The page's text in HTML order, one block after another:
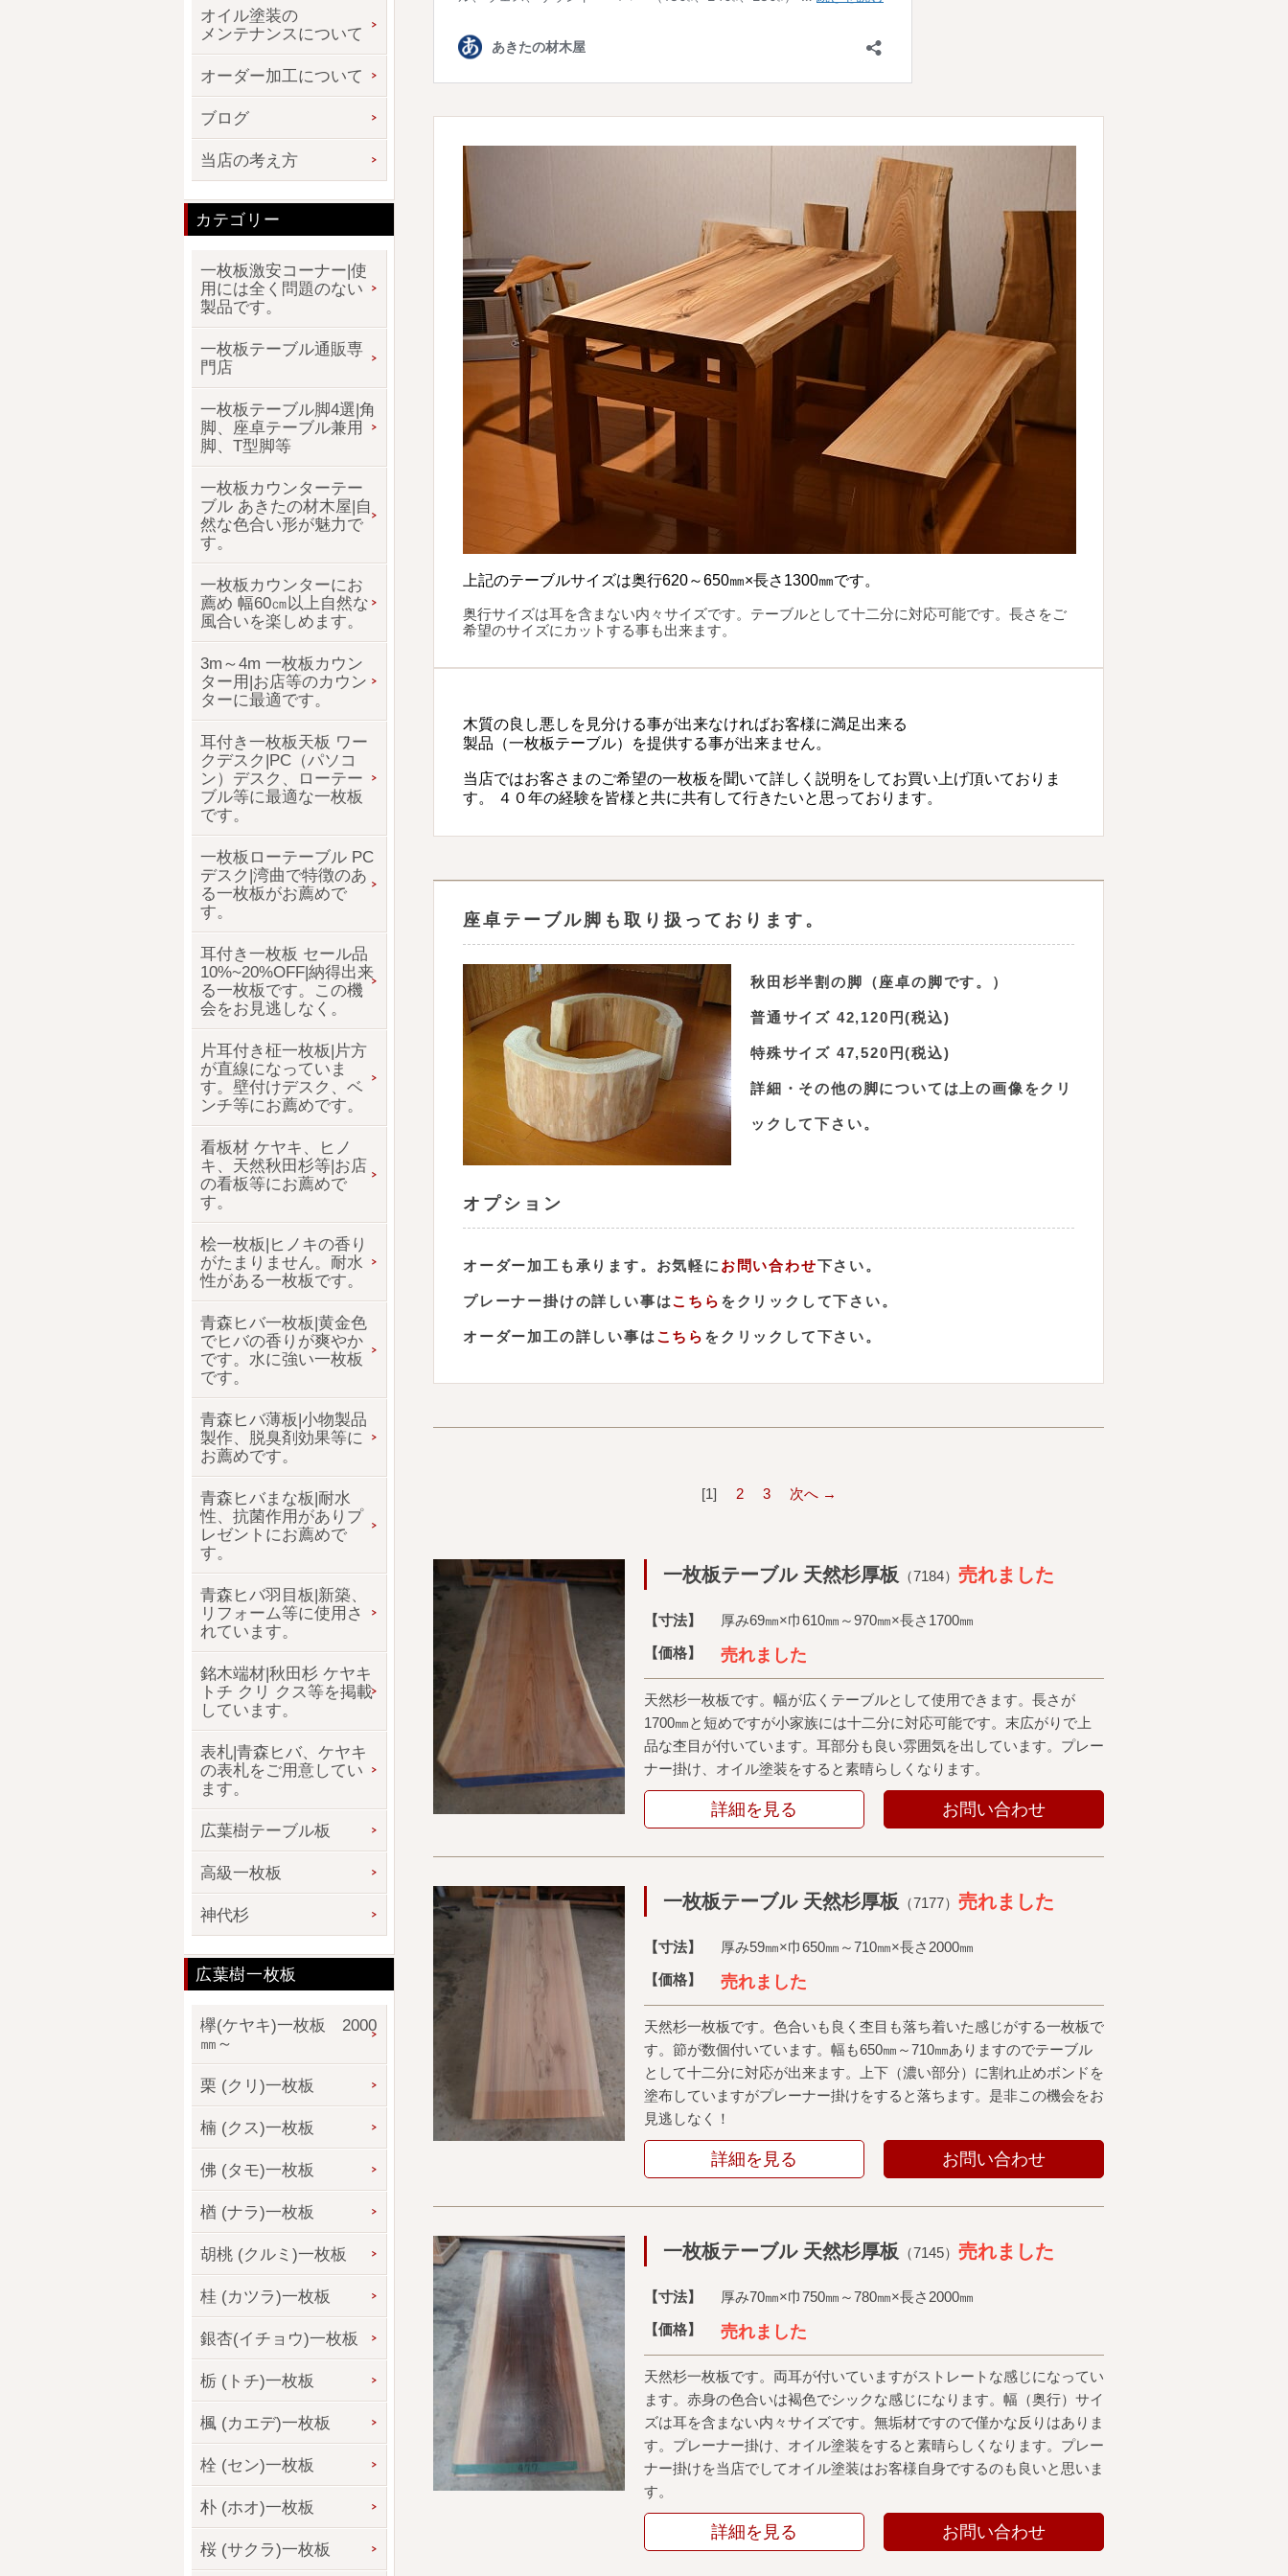
上記のテーブルサイズは奥行620～650㎜×長さ1300㎜です。
奥行サイズは耳を含まない内々サイズです。テーブルとして十二分に対応可能です。長さをご
希望のサイズにカットする事も出来ます。
木質の良し悪しを見分ける事が出来なければお客様に満足出来る
製品（一枚板テーブル）を提供する事が出来ません。
当店ではお客さまのご希望の一枚板を聞いて詳しく説明をしてお買い上げ頂いておりま
す。 ４０年の経験を皆様と共に共有して行きたいと思っております。
座卓テーブル脚も取り扱っております。
秋田杉半割の脚（座卓の脚です。）
普通サイズ 42,120円(税込)
特殊サイズ 47,520円(税込)
詳細・その他の脚については上の画像をクリ
ックして下さい。
オプション
オーダー加工も承ります。お気軽に お問い合わせ下さい。
プレーナー掛けの詳しい事はこちら をクリックして下さい。
オーダー加工の詳しい事はこちら をクリックして下さい。
1 2 3 次へ →
一枚板テーブル 天然杉厚板 （7184） 売れました
【寸法】
厚み69㎜×巾610㎜～970㎜×長さ1700㎜
【価格】
売れました
天然杉一枚板です。幅が広くテーブルとして使用できます。長さが
1700㎜と短めですが小家族には十二分に対応可能です。末広がりで上
品な杢目が付いています。耳部分も良い雰囲気を出しています。プレー
ナー掛け、オイル塗装をすると素晴らしくなります。
詳細を見る お問い合わせ
一枚板テーブル 天然杉厚板 （7177） 売れました
【寸法】
厚み59㎜×巾650㎜～710㎜×長さ2000㎜
【価格】
売れました
天然杉一枚板です。色合いも良く杢目も落ち着いた感じがする一枚板で
す。節が数個付いています。幅も650㎜～710㎜ありますのでテーブル
として十二分に対応が出来ます。上下（濃い部分）に割れ止めボンドを
塗布していますがプレーナー掛けをすると落ちます。是非この機会をお
見逃しなく！
詳細を見る お問い合わせ
一枚板テーブル 天然杉厚板 （7145） 売れました
【寸法】
厚み70㎜×巾750㎜～780㎜×長さ2000㎜
【価格】
売れました
天然杉一枚板です。両耳が付いていますがストレートな感じになってい
ます。赤身の色合いは褐色でシックな感じになります。幅（奥行）サイ
ズは耳を含まない内々サイズです。無垢材ですので僅かな反りはありま
す。プレーナー掛け、オイル塗装をすると素晴らしくなります。プレー
ナー掛けを当店でしてオイル塗装はお客様自身でするのも良いと思いま
す。
詳細を見る お問い合わせ
オイル塗装の
メンテナンスについて
オーダー加工について
ブログ
当店の考え方
カテゴリー
一枚板激安コーナー|使
用には全く問題のない
製品です。
一枚板テーブル通販専
門店
一枚板テーブル脚4選|角
脚、座卓テーブル兼用
脚、T型脚等
一枚板カウンターテー
ブル あきたの材木屋|自
然な色合い形が魅力で
す。
一枚板カウンターにお
薦め 幅60㎝以上自然な
風合いを楽しめます。
3m～4m 一枚板カウン
ター用|お店等のカウン
ターに最適です。
耳付き一枚板天板 ワー
クデスク|PC（パソコ
ン）デスク、ローテー
ブル等に最適な一枚板
です。
一枚板ローテーブル PC
デスク|湾曲で特徴のあ
る一枚板がお薦めで
す。
耳付き一枚板 セール品
10%~20%OFF|納得出来
る一枚板です。この機
会をお見逃しなく。
片耳付き柾一枚板|片方
が直線になっていま
す。壁付けデスク、ベ
ンチ等にお薦めです。
看板材 ケヤキ、ヒノ
キ、天然秋田杉等|お店
の看板等にお薦めで
す。
桧一枚板|ヒノキの香り
がたまりません。耐水
性がある一枚板です。
青森ヒバ一枚板|黄金色
でヒバの香りが爽やか
です。水に強い一枚板
です。
青森ヒバ薄板|小物製品
製作、脱臭剤効果等に
お薦めです。
青森ヒバまな板|耐水
性、抗菌作用がありプ
レゼントにお薦めで
す。
青森ヒバ羽目板|新築、
リフォーム等に使用さ
れています。
銘木端材|秋田杉 ケヤキ
トチ クリ クス等を掲載
しています。
表札|青森ヒバ、ケヤキ
の表札をご用意してい
ます。
広葉樹テーブル板
高級一枚板
神代杉
広葉樹一枚板
欅(ケヤキ)一枚板 2000
㎜～
栗 (クリ)一枚板
楠 (クス)一枚板
佛 (タモ)一枚板
楢 (ナラ)一枚板
胡桃 (クルミ)一枚板
桂 (カツラ)一枚板
銀杏(イチョウ)一枚板
栃 (トチ)一枚板
楓 (カエデ)一枚板
栓 (セン)一枚板
朴 (ホオ)一枚板
桜 (サクラ)一枚板